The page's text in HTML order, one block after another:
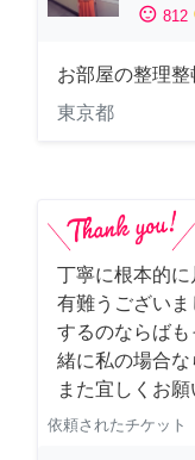
sentiment_satisfied 812
お部屋の整理整
東京都
丁寧に根本的
有難うござい
するのならば
緒に私の場合な
また宜しくお願
依頼されたチケット